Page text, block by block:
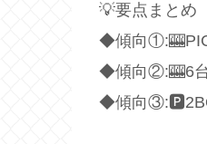
💡要点まとめ
◆傾向
◆傾向②:🎰6
◆傾向